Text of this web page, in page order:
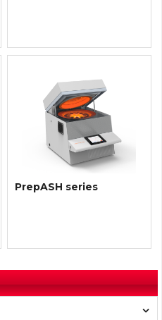
PrepASH series